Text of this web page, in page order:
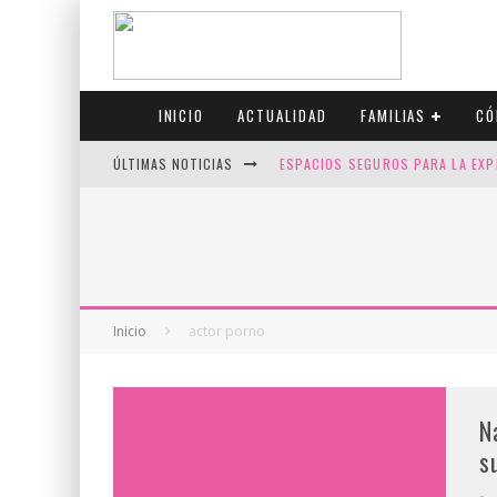
INICIO ACTUALIDAD FAMILIAS
ÚLTIMAS NOTICIAS ESPACIOS SEGUROS PARA LA
CANADÁ CELEBRA EL ORGULLO
Inicio actor porno